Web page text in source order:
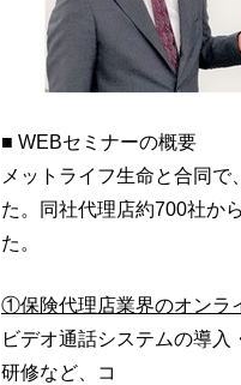
■ WEBセミナーの概要
メットライフ生命と合同
た。同社代理店約700社か
た。
①保険代理店業界のオンラ
ビデオ通話システムの導
研修など、コ ロナ禍